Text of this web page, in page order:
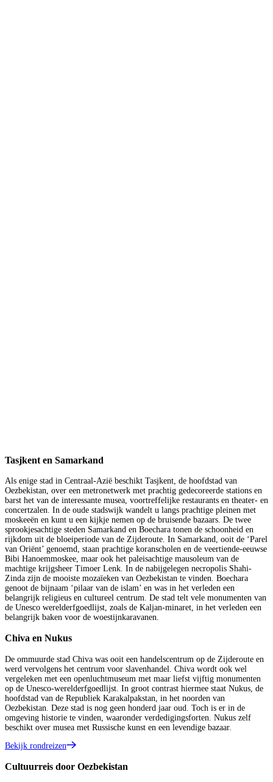
Tasjkent en Samarkand
Als enige stad in Centraal-Azië beschikt Tasjkent, de hoofdstad van
Oezbekistan, over een metronetwerk met prachtig gedecoreerde stations en
barst het van de interessante musea, voortreffelijke restaurants en theater- en
concertzalen. In de oude stadswijk wandelt u langs prachtige pleinen met
moskeeën en kunt u een kijkje nemen op de bruisende bazaars. De twee
sprookjesachtige steden Samarkand en Boechara tonen de schoonheid en
rijkdom uit de bloeiperiode van de Zijderoute. In Samarkand, ooit de ‘Parel
van Oriënt’ genoemd, staan prachtige koranscholen en de veertiende-eeuwse
Bibi Hanoemmoskee, maar ook het paleisachtige mausoleum van de
machtige krijgsheer Timoer Lenk. In de nabijgelegen necropolis Shahi-
Zinda zijn de mooiste mozaïeken van Oezbekistan te vinden. Boechara
genoot de bijnaam ‘pilaar van de islam’ en was in het verleden een
belangrijk religieus en cultureel centrum. De stad telt vele monumenten van
de Unesco werelderfgoedlijst, zoals de Kaljan-minaret, in het verleden een
belangrijk baken voor de woestijnkaravanen.
Chiva en Nukus
De ommuurde stad Chiva was ooit een handelscentrum op de Zijderoute en
werd vervolgens het centrum voor slavenhandel. Chiva wordt ook wel
vergeleken met een openluchtmuseum met maar liefst vijftig monumenten
op de Unesco-werelderfgoedlijst. In groot contrast hiermee staat Nukus, de
hoofdstad van de Republiek Karakalpakstan, in het noorden van
Oezbekistan. Deze stad is nog geen honderd jaar oud. Toch is er in de
omgeving historie te vinden, waaronder verdedigingsforten. Nukus zelf
beschikt over musea met Russische kunst en een levendige bazaar.
Bekijk rondreizen
Cultuurreis door Oezbekistan